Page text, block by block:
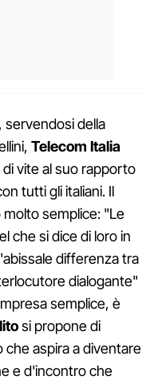
servendosi della
Telecom Italia
vite al suo rapporto
tutti gli italiani. Il
semplice: "Le
che si dice di loro in
differenza tra
dialogante"
semplice, è
si propone di
aspira a diventare
e d'incontro che